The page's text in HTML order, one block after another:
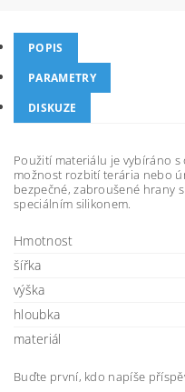
POPIS
PARAMETRY
DISKUZE
Použití materiálu je vybíráno
možnost rozbití terária nebo
bezpečné, zabroušené hrany
speciálním silikonem.
Hmotnost
šířka
výška
hloubka
materiál
Buďte první, kdo napíše